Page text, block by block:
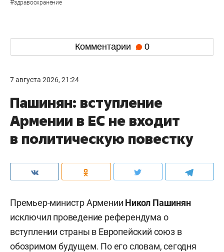
#здравоохранение
Комментарии 0
7 августа 2026, 21:24
Пашинян: вступление
Армении в ЕС не входит
в политическую повестку
Премьер-министр Армении Никол Пашинян
исключил проведение референдума о
вступлении страны в Европейский союз в
обозримом будущем. По его словам, сегодня